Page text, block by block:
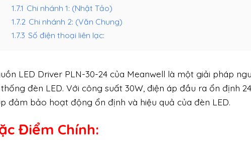
1.7.1 Chi nhánh 1: (Nhật Tảo)
1.7.2 Chi nhánh 2: (Văn Chung)
1.7.3 Số điện thoại liên lạc:
LED Driver PLN-30-24 của Meanwell là một giải pháp
đèn LED. Với công suất 30W, điện áp đầu ra ổn định
đảm bảo hoạt động ổn định và hiệu quả của đèn LED.
Điểm Chính: